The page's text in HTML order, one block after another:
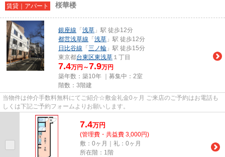
賃貸｜アパート 桜華楼
銀座線 「 浅草 」駅 徒歩12分
都営浅草線 「 浅草 」駅 徒歩12分
日比谷線 「 三ノ輪 」駅 徒歩15分
東京都台東区東浅草 １丁目
7.4万円～7.9万円
築年数：築10年 ｜募集中： 2室
階数：3階建
当物件は仲介手数料無料にてご紹介☆敷金礼金0ヶ月 ご来店のご予約はお電話も
しくは下記ご予約フォームよりお願いします。
7.4万円
(管理費・共益費 3,000円)
敷：0ヶ月｜礼：0ヶ月
所在階：1階